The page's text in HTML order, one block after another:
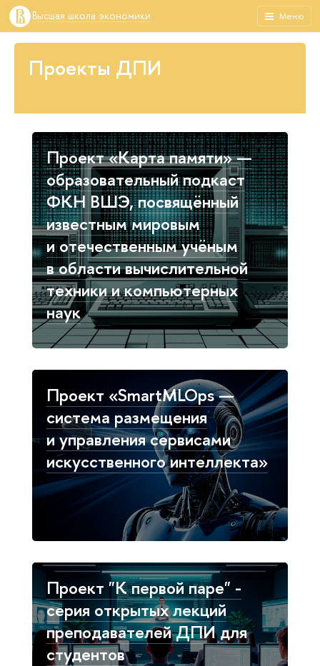
Меню
Высшая школа экономики
Проекты ДПИ
Проект «Карта памяти» —
образовательный подкаст
ФКН ВШЭ, посвящённый
известным мировым
и отечественным учёным
в области вычислительной
техники и компьютерных
наук
Проект «SmartMLOps —
система размещения
и управления сервисами
искусственного интеллекта»
Проект "К первой паре" -
серия открытых лекций
преподавателей ДПИ для
студентов